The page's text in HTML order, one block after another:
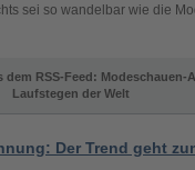
sei so wandelbar wie die
dem RSS-Feed: Modeschauen-
Laufstegen der Welt
Der Trend geht